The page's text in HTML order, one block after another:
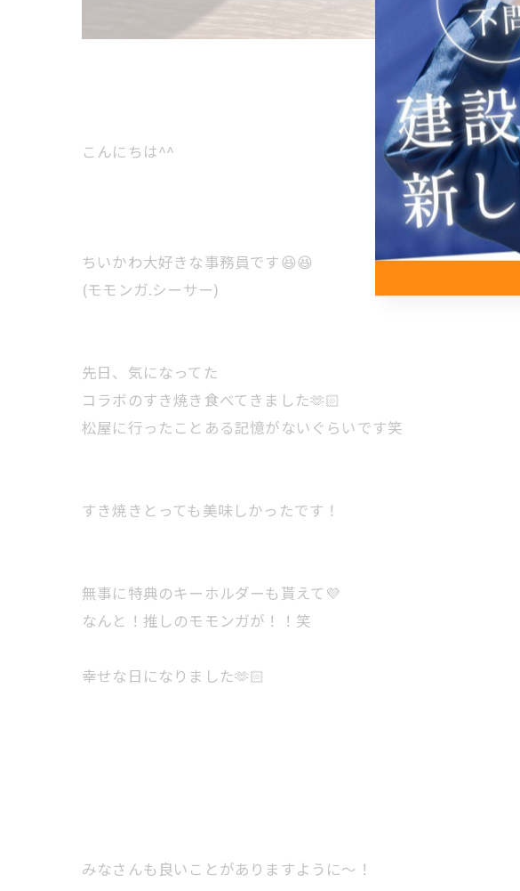
こんにちは^^
ちいかわ大好きな事務員です😆😆
(モモンガ.シーサー)
先日、気になってた
コラボのすき焼き食べてきました🫶🏻
松屋に行ったことある記憶がないぐらいです笑
すき焼きとっても美味しかったです！
無事に特典のキーホルダーも貰えて💜
なんと！推しのモモンガが！！笑
幸せな日になりました🫶🏻
みなさんも良いことがありますように〜！